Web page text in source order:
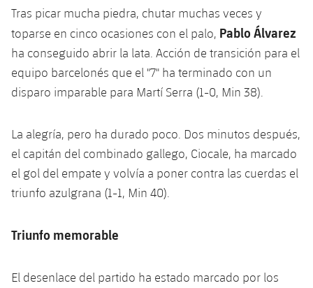
Resultados
Clasificaciones
Jugadores
Calendario
Resultados
Noticias
Hockey Hierba Masculino
Hockey Hierba Femenino
Patinaje artístico
plusicon
más
Actualidad
Plantilla
Escuela de Patinaje
Rugby
plusicon
más
Jugadores
Calendario
Resultados
Voleibol
plusicon
más
Voleibol masculino
Voleibol femenino
Apúntate a las amateurs
plusicon
más
Apúntate a las amateurs
Carnet de las Secciones Amateurs
League of Legends
VALORANT Rising
Tras picar mucha piedra, chutar muchas veces y
toparse en cinco ocasiones con el palo, Pablo Álvarez
ha conseguido abrir la lata. Acción de transición para el
equipo barcelonés que el "7" ha terminado con un
disparo imparable para Martí Serra (1-0, Min 38).
La alegría, pero ha durado poco. Dos minutos después,
el capitán del combinado gallego, Ciocale, ha marcado
el gol del empate y volvía a poner contra las cuerdas el
triunfo azulgrana (1-1, Min 40).
Triunfo memorable
El desenlace del partido ha estado marcado por los